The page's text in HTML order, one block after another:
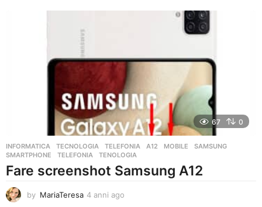
67 0
INFORMATICA ,TECNOLOGIA ,TELEFONIA A12 ,MOBILE ,SAMSUNG
SMARTPHONE
,TELEFONIA ,TENOLOGIA
Fare screenshot Samsung A12
by MariaTeresa 4 anni ago